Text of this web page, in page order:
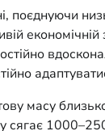
поєднуючи
масу
сягає